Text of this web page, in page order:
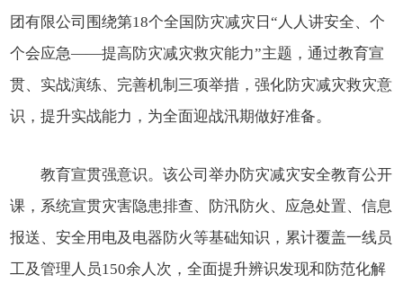
团有限公司围绕第18个全国防灾减灾日“人人讲安全、个
个会应急——提高防灾减灾救灾能力”主题，通过教育宣
贯、实战演练、完善机制三项举措，强化防灾减灾救灾意
识，提升实战能力，为全面迎战汛期做好准备。
教育宣贯强意识。该公司举办防灾减灾安全教育公开
课，系统宣贯灾害隐患排查、防汛防火、应急处置、信息
报送、安全用电及电器防火等基础知识，累计覆盖一线员
工及管理人员150余人次，全面提升辨识发现和防范化解